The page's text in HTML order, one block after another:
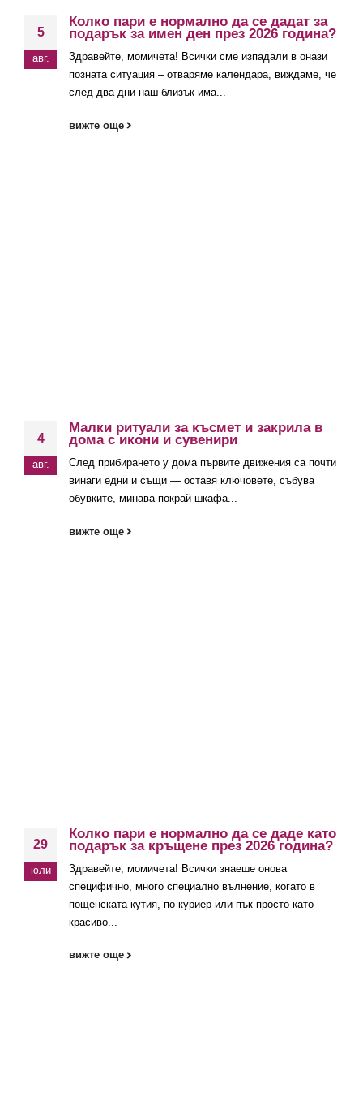
5
авг.
Колко пари е нормално да се дадат за
подарък за имен ден през 2026 година?
Здравейте, момичета! Всички сме изпадали в онази
позната ситуация – отваряме календара, виждаме, че
след два дни наш близък има...
вижте още
4
авг.
Малки ритуали за късмет и закрила в
дома с икони и сувенири
След прибирането у дома първите движения са почти
винаги едни и същи — оставя ключовете, събува
обувките, минава покрай шкафа...
вижте още
29
юли
Колко пари е нормално да се даде като
подарък за кръщене през 2026 година?
Здравейте, момичета! Всички знаеше онова
специфично, много специално вълнение, когато в
пощенската кутия, по куриер или пък просто като
красиво...
вижте още